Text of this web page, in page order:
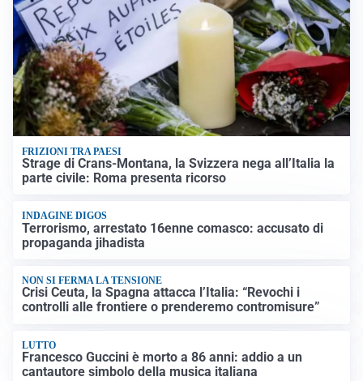
FRIZIONI TRA PAESI
Strage di Crans-Montana, la Svizzera nega all’Italia la
parte civile: Roma presenta ricorso
INDAGINE DIGOS
Terrorismo, arrestato 16enne comasco: accusato di
propaganda jihadista
NON SI FERMA LA TENSIONE
Crisi Ceuta, la Spagna attacca l’Italia: “Revochi i
controlli alle frontiere o prenderemo contromisure”
LUTTO
Francesco Guccini è morto a 86 anni: addio a un
cantautore simbolo della musica italiana